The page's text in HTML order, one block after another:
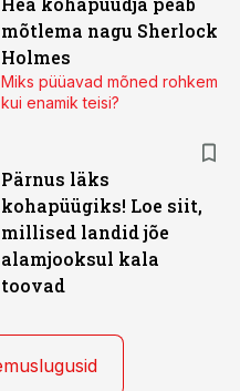
mõtlema nagu Sherlock
Holmes
Miks püüavad mõned rohkem
kui enamik teisi?
Pärnus läks
kohapüügiks! Loe siit,
millised landid jõe
alamjooksul kala
toovad